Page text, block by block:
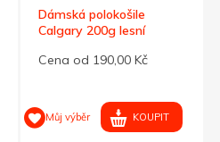
Dámská polokošile
Calgary 200g lesní
Cena od 190,00 Kč
Můj výběr KOUPIT